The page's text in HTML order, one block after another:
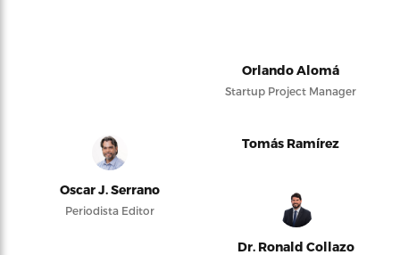
Orlando Alomá
Startup Project Manager
Oscar J. Serrano
Periodista Editor
Tomás Ramírez
Dr. Ronald Collazo